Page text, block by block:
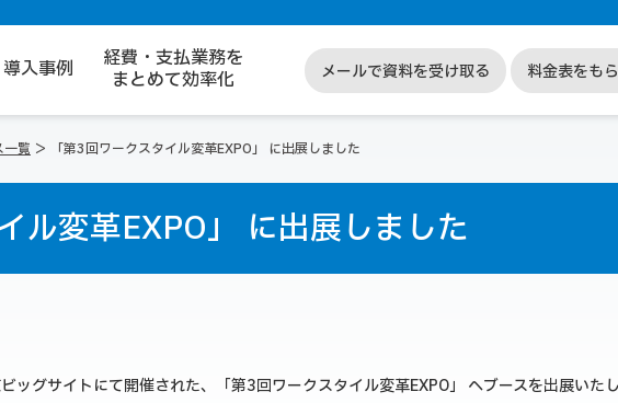
導入事例
経費・支払業務を
まとめて効率化
メールで資料を受け取る 料金表をも
一覧 「第3回ワークスタイル変革EXPO」 に出展しました
ル変革EXPO」 に出展しました
グサイトにて開催された、「第3回ワークスタイル変革EXPO」 へブースを出展いたし